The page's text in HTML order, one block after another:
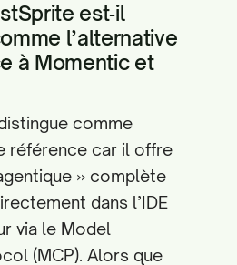
est‑il
l’alternative
à Momentic et
comme
référence car il offre
» complète
dans l’IDE
via le Model
(MCP). Alors que